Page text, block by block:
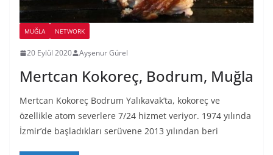
MUĞLA NETWORK
20 Eylül 2020 Ayşenur Gürel
Mertcan Kokoreç, Bodrum, Muğla
Mertcan Kokoreç Bodrum Yalıkavak’ta, kokoreç ve
özellikle atom severlere 7/24 hizmet veriyor. 1974 yılında
İzmir’de başladıkları serüvene 2013 yılından beri